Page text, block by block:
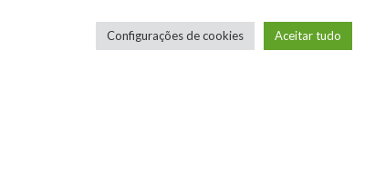
Os novos Retrôs – Xbox
360 & Ps3
Configurações de cookies Aceitar tudo